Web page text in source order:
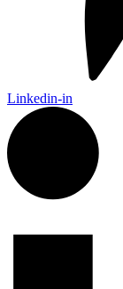
Linkedin-in